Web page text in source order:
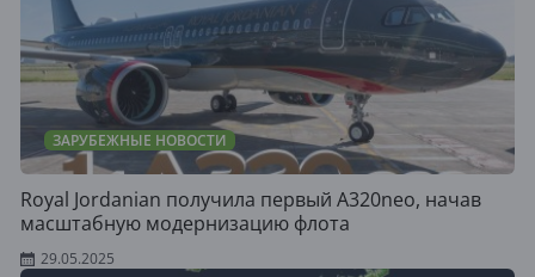
ЗАРУБЕЖНЫЕ НОВОСТИ
Royal Jordanian получила первый A320neo, начав
масштабную модернизацию флота
29.05.2025